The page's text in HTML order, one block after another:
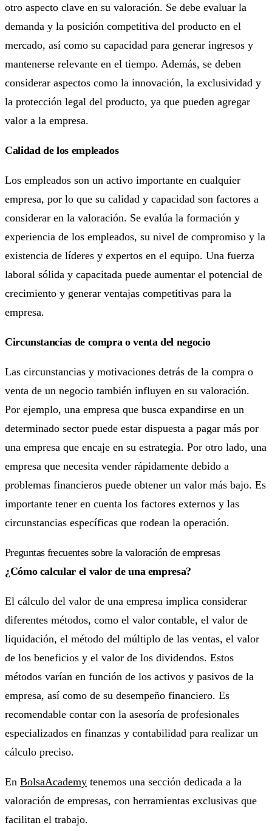
otro aspecto clave en su valoración. Se debe evaluar la
demanda y la posición competitiva del producto en el
mercado, así como su capacidad para generar ingresos y
mantenerse relevante en el tiempo. Además, se deben
considerar aspectos como la innovación, la exclusividad y
la protección legal del producto, ya que pueden agregar
valor a la empresa.
Calidad de los empleados
Los empleados son un activo importante en cualquier
empresa, por lo que su calidad y capacidad son factores a
considerar en la valoración. Se evalúa la formación y
experiencia de los empleados, su nivel de compromiso y la
existencia de líderes y expertos en el equipo. Una fuerza
laboral sólida y capacitada puede aumentar el potencial de
crecimiento y generar ventajas competitivas para la
empresa.
Circunstancias de compra o venta del negocio
Las circunstancias y motivaciones detrás de la compra o
venta de un negocio también influyen en su valoración.
Por ejemplo, una empresa que busca expandirse en un
determinado sector puede estar dispuesta a pagar más por
una empresa que encaje en su estrategia. Por otro lado, una
empresa que necesita vender rápidamente debido a
problemas financieros puede obtener un valor más bajo. Es
importante tener en cuenta los factores externos y las
circunstancias específicas que rodean la operación.
Preguntas frecuentes sobre la valoración de empresas
¿Cómo calcular el valor de una empresa?
El cálculo del valor de una empresa implica considerar
diferentes métodos, como el valor contable, el valor de
liquidación, el método del múltiplo de las ventas, el valor
de los beneficios y el valor de los dividendos. Estos
métodos varían en función de los activos y pasivos de la
empresa, así como de su desempeño financiero. Es
recomendable contar con la asesoría de profesionales
especializados en finanzas y contabilidad para realizar un
cálculo preciso.
En BolsaAcademy tenemos una sección dedicada a la
valoración de empresas, con herramientas exclusivas que
facilitan el trabajo.